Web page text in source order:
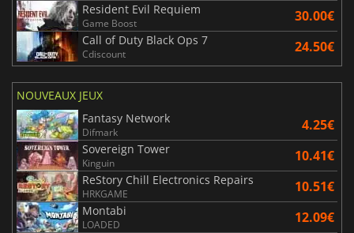
Resident Evil Requiem
Game Boost 30.00€
Call of Duty Black Ops 7
Cdiscount 24.50€
NOUVEAUX JEUX
Fantasy Network
Difmark 4.25€
Sovereign Tower
Kinguin 10.41€
ReStory Chill Electronics Repairs
HRKGAME 10.51€
Montabi
LOADED 12.09€